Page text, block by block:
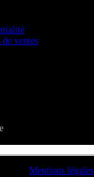
ventes
Mentions légales